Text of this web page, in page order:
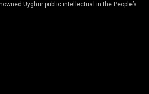
Uyghur public intellectual in the People’s